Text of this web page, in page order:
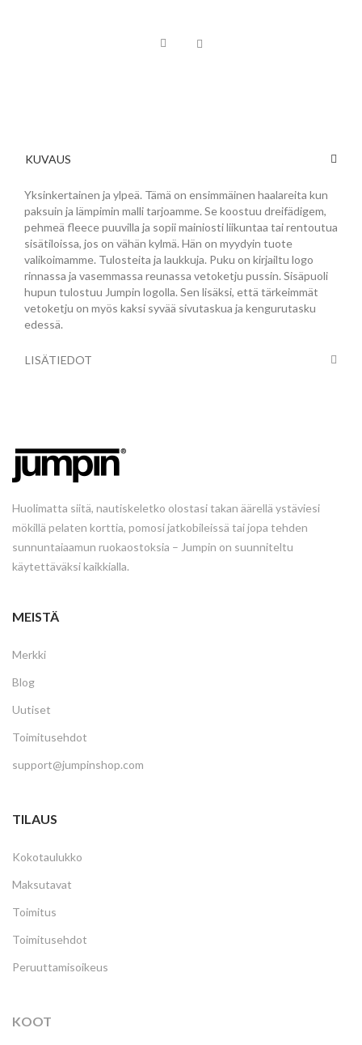
KUVAUS
Yksinkertainen ja ylpeä. Tämä on ensimmäinen haalareita kun
paksuin ja lämpimin malli tarjoamme. Se koostuu dreifädigem,
pehmeä fleece puuvilla ja sopii mainiosti liikuntaa tai rentoutua
sisätiloissa, jos on vähän kylmä. Hän on myydyin tuote
valikoimamme. Tulosteita ja laukkuja. Puku on kirjailtu logo
rinnassa ja vasemmassa reunassa vetoketju pussin. Sisäpuoli
hupun tulostuu Jumpin logolla. Sen lisäksi, että tärkeimmät
vetoketju on myös kaksi syvää sivutaskua ja kengurutasku
edessä.
LISÄTIEDOT
Huolimatta siitä, nautiskeletko olostasi takan äärellä ystäviesi
mökillä pelaten korttia, pomosi jatkobileissä tai jopa tehden
sunnuntaiaamun ruokaostoksia – Jumpin on suunniteltu
käytettäväksi kaikkialla.
MEISTÄ
Merkki
Blog
Uutiset
Toimitusehdot
support@jumpinshop.com
TILAUS
Kokotaulukko
Maksutavat
Toimitus
Toimitusehdot
Peruuttamisoikeus
KOOT